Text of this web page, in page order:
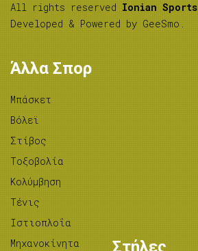
All rights reserved Ionian Sports
Developed & Powered by GeeSmo .
Άλλα Σπορ
Μπάσκετ
Βόλεϊ
Στίβος
Tοξοβολία
Κολύμβηση
Τένις
Ιστιοπλοΐα
Μηχανοκίνητα
Στήλες